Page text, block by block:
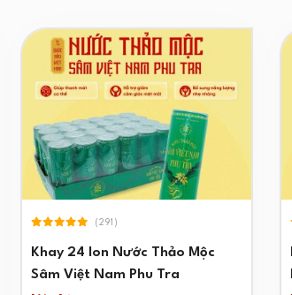
(291)
Khay 24 lon Nước Thảo Mộc
Sâm Việt Nam Phu Tra